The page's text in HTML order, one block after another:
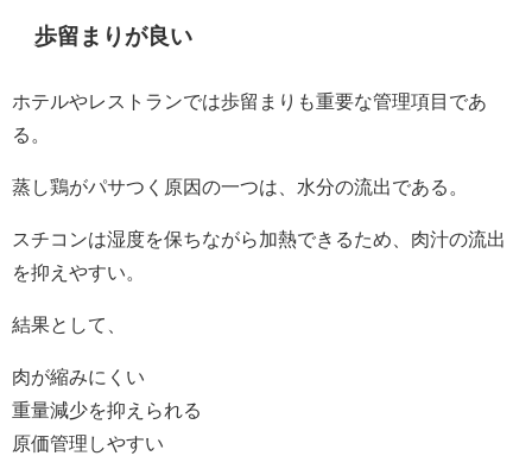
歩留まりが良い
ホテルやレストランでは歩留まりも重要な管理項目であ
る。
蒸し鶏がパサつく原因の一つは、水分の流出である。
スチコンは湿度を保ちながら加熱できるため、肉汁の流出
を抑えやすい。
結果として、
肉が縮みにくい
重量減少を抑えられる
原価管理しやすい